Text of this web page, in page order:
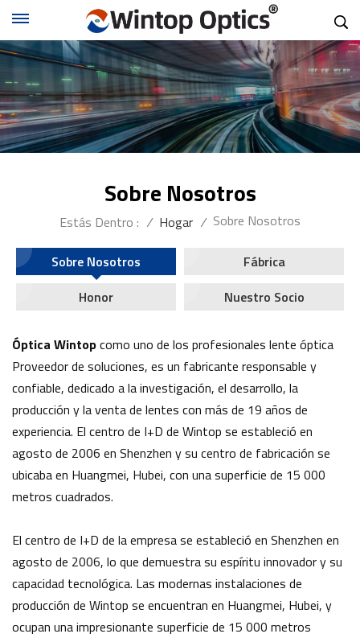
Sobre Nosotros
Estás Dentro : / Hogar / Sobre Nosotros
Sobre Nosotros
Fábrica
Honor
Nuestro Socio
Óptica Wintopcomo uno de los profesionales lente óptica
Proveedor de soluciones, es un fabricante responsable y
confiable, dedicado a la investigación, el desarrollo, la
producción y la venta de lentes con más de 19 años de
experiencia. El centro de I+D de Wintop se estableció en
agosto de 2006 en Shenzhen y su centro de fabricación se
ubicaba en Huangmei, Hubei, con una superficie de 15 000
metros cuadrados.
El centro de I+D de la empresa se estableció en Shenzhen en
agosto de 2006, lo que demuestra su espíritu innovador y su
capacidad tecnológica. Las modernas instalaciones de
producción de Wintop se encuentran en Huangmei, Hubei, y
ocupan una impresionante superficie de 15 000 metros